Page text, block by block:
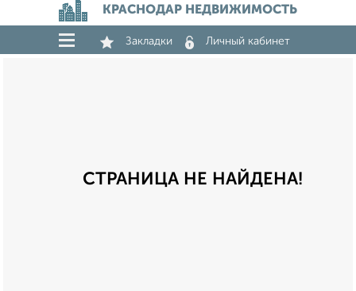
КРАСНОДАР НЕДВИЖИМОСТЬ
Закладки Личный кабинет
СТРАНИЦА НЕ НАЙДЕНА!